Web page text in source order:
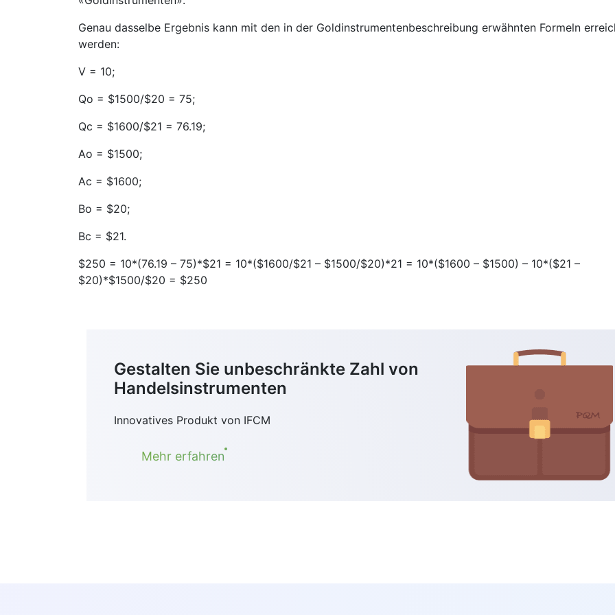
Genau dasselbe Ergebnis kann mit den in der Goldinstrumentenbeschreibung erwähnten Formeln
werden:
V = 10;
Qo = $1500/$20 = 75;
Qc = $1600/$21 = 76.19;
Ao = $1500;
Ac = $1600;
Bo = $20;
Bc = $21.
$250 = 10*(76.19 – 75)*$21 = 10*($1600/$21 – $1500/$20)*21 = 10*($1600 – $1500) – 10*($21 –
$20)*$1500/$20 = $250
Gestalten Sie unbeschränkte Zahl von
Handelsinstrumenten
Innovatives Produkt von IFCM
Mehr erfahren